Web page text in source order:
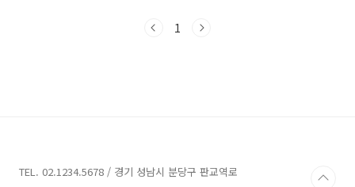
남자친구랑 가라고 했을까요. 선생님 대학교 시절 추억의 장소였을까요?
1
TEL. 02.1234.5678 / 경기 성남시 분당구 판교역로